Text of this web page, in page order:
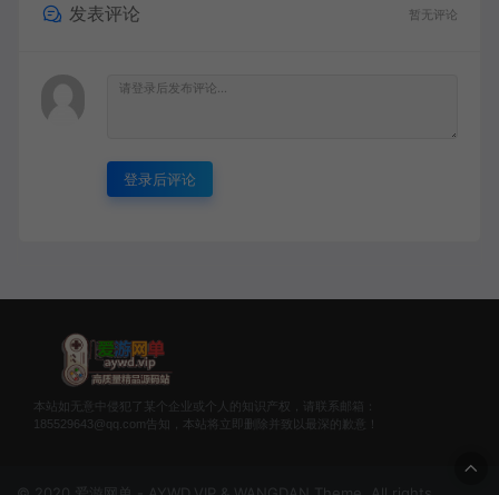
发表评论 暂无评论
登录后评论
本站如无意中侵犯了某个企业或个人的知识产权，请联系邮箱：
185529643@qq.com告知，本站将立即删除并致以最深的歉意！